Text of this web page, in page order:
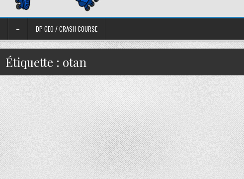
– DP GEO / CRASH COURSE
Étiquette : otan